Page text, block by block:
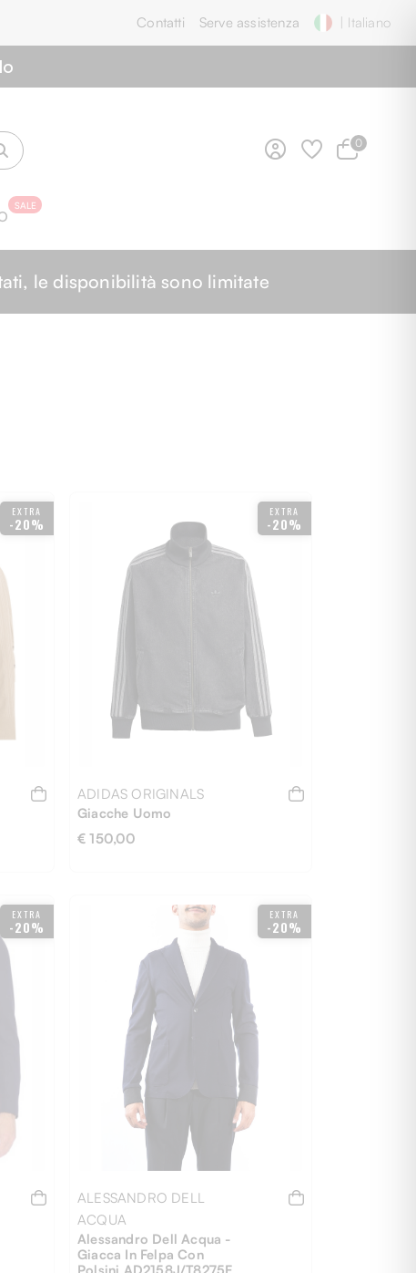
Contatti Serve assistenza | Italiano
0
SALE
le disponibilità sono limitate
EXTRA
-20%
EXTRA
-20%
ADIDAS ORIGINALS
Giacche Uomo
€ 150,00
EXTRA
-20%
EXTRA
-20%
ALESSANDRO DELL
ACQUA
Alessandro Dell Acqua -
Giacca In Felpa Con
Polsini AD2158J/T8275E